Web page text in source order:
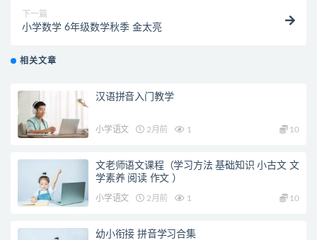
下一篇
小学数学 6年级数学秋季 金太亮
相关文章
汉语拼音入门教学
小学语文 2月前 1 10
文老师语文课程（学习方法 基础知识 小古文 文
学素养 阅读 作文 ）
小学语文 2月前 1 10
幼小衔接 拼音学习合集